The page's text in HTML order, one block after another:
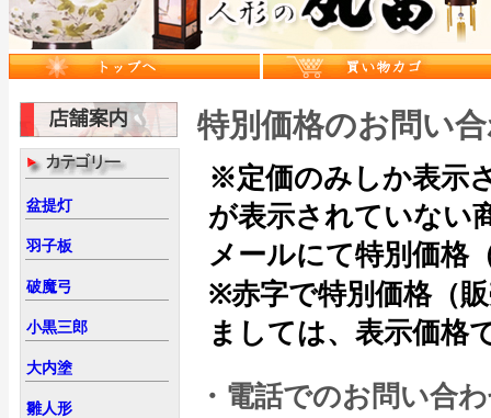
盆提灯
羽子板
破魔弓
小黒三郎
大内塗
雛人形
特別価格のお問い
※定価のみしか表示
が表示されていない
メールにて特別価格
※赤字で特別価格（
ましては、表示価格
・電話でのお問い合